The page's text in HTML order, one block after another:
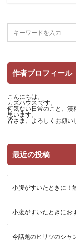
作者プロフィール
こんにちは。
カズハウス です。
何気ない日常のこと、漢
思います。
皆さま、よろしくお願い
最近の投稿
小腹がすいたときに！
小腹がすいたときにお
今話題のヒリツのシャ